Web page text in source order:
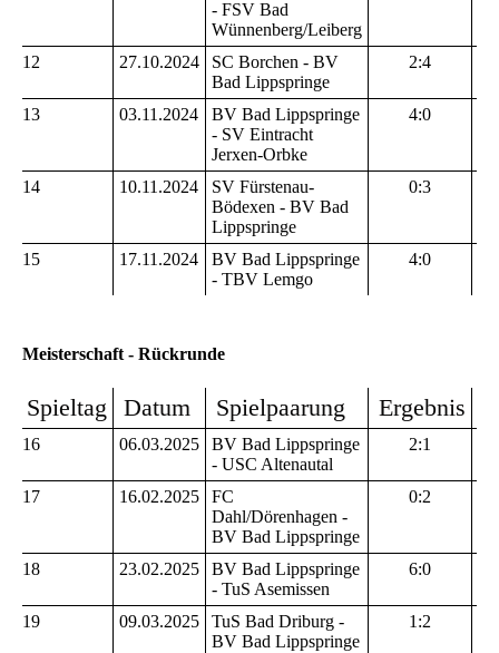
- FSV Bad
Wünnenberg/Leiberg
12
27.10.2024
SC Borchen - BV
Bad Lippspringe
2:4
13 03.11.2024
BV Bad Lippspringe
- SV Eintracht
Jerxen-Orbke
4:0
14 10.11.2024
SV Fürstenau-
Bödexen - BV Bad
Lippspringe
0:3
15 17.11.2024
BV Bad Lippspringe
- TBV Lemgo
4:0
Meisterschaft - Rückrunde
Spieltag Datum Spielpaarung Ergebnis
16 06.03.2025
BV Bad Lippspringe
- USC Altenautal
2:1
17 16.02.2025
FC
Dahl/Dörenhagen -
BV Bad Lippspringe
0:2
18 23.02.2025
BV Bad Lippspringe
- TuS Asemissen
6:0
19 09.03.2025
TuS Bad Driburg -
BV Bad Lippspringe
1:2